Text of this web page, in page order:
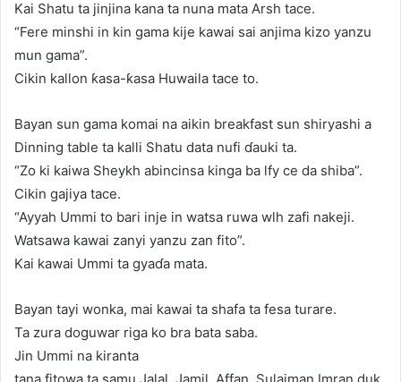
Kai Shatu ta jinjina kana ta nuna mata Arsh tace.
“Fere minshi in kin gama kije kawai sai anjima kizo yanzu
mun gama”.
Cikin kallon ƙasa-ƙasa Huwaila tace to.
Bayan sun gama komai na aikin breakfast sun shiryashi a
Dinning table ta kalli Shatu data nufi ɗauki ta.
“Zo ki kaiwa Sheykh abincinsa kinga ba lfy ce da shiba”.
Cikin gajiya tace.
“Ayyah Ummi to bari inje in watsa ruwa wlh zafi nakeji.
Watsawa kawai zanyi yanzu zan fito”.
Kai kawai Ummi ta gyaɗa mata.
Bayan tayi wonka, mai kawai ta shafa ta fesa turare.
Ta zura doguwar riga ko bra bata saba.
Jin Ummi na kiranta